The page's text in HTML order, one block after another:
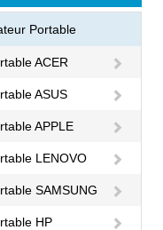
Portable
ACER
ASUS
APPLE
LENOVO
SAMSUNG
HP